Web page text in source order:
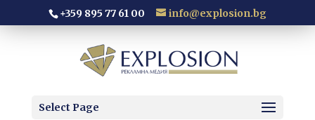
+359 895 77 61 00 info@explosion.bg
Select Page